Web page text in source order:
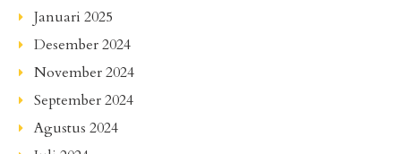
Januari 2025
Desember 2024
November 2024
September 2024
Agustus 2024